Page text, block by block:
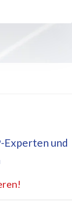
Experten und